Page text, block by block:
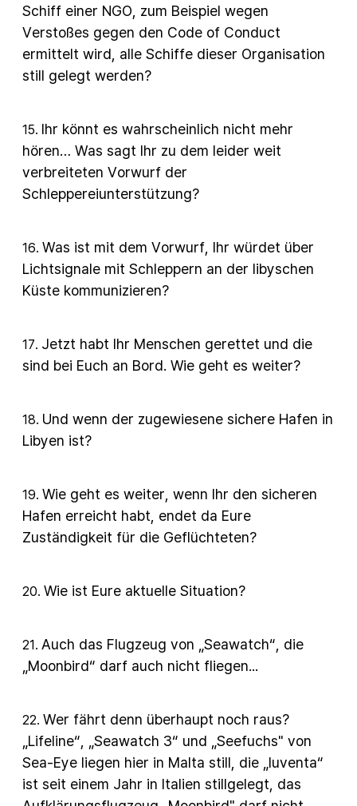
Schiff einer NGO, zum Beispiel wegen
Verstoßes gegen den Code of Conduct
ermittelt wird, alle Schiffe dieser Organisation
still gelegt werden?
15. Ihr könnt es wahrscheinlich nicht mehr
hören… Was sagt Ihr zu dem leider weit
verbreiteten Vorwurf der
Schleppereiunterstützung?
16. Was ist mit dem Vorwurf, Ihr würdet über
Lichtsignale mit Schleppern an der libyschen
Küste kommunizieren?
17. Jetzt habt Ihr Menschen gerettet und die
sind bei Euch an Bord. Wie geht es weiter?
18. Und wenn der zugewiesene sichere Hafen in
Libyen ist?
19. Wie geht es weiter, wenn Ihr den sicheren
Hafen erreicht habt, endet da Eure
Zuständigkeit für die Geflüchteten?
20. Wie ist Eure aktuelle Situation?
21. Auch das Flugzeug von „Seawatch“, die
„Moonbird“ darf auch nicht fliegen...
22. Wer fährt denn überhaupt noch raus?
„Lifeline“, „Seawatch 3“ und „Seefuchs" von
Sea-Eye liegen hier in Malta still, die „Iuventa“
ist seit einem Jahr in Italien stillgelegt, das